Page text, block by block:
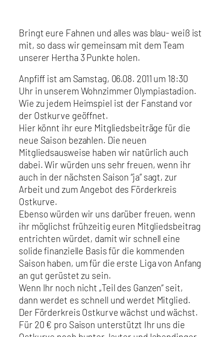
Bringt eure Fahnen und alles was blau- weiß ist
mit, so dass wir gemeinsam mit dem Team
unserer Hertha 3 Punkte holen.
Anpfiff ist am Samstag, 06.08. 2011 um 18:30
Uhr in unserem Wohnzimmer Olympiastadion.
Wie zu jedem Heimspiel ist der Fanstand vor
der Ostkurve geöffnet.
Hier könnt ihr eure Mitgliedsbeiträge für die
neue Saison bezahlen. Die neuen
Mitgliedsausweise haben wir natürlich auch
dabei. Wir würden uns sehr freuen, wenn ihr
auch in der nächsten Saison “ja” sagt, zur
Arbeit und zum Angebot des Förderkreis
Ostkurve.
Ebenso würden wir uns darüber freuen, wenn
ihr möglichst frühzeitig euren Mitgliedsbeitrag
entrichten würdet, damit wir schnell eine
solide finanzielle Basis für die kommenden
Saison haben, um für die erste Liga von Anfang
an gut gerüstet zu sein.
Wenn Ihr noch nicht „Teil des Ganzen“ seit,
dann werdet es schnell und werdet Mitglied.
Der Förderkreis Ostkurve wächst und wächst.
Für 20 € pro Saison unterstützt Ihr uns die